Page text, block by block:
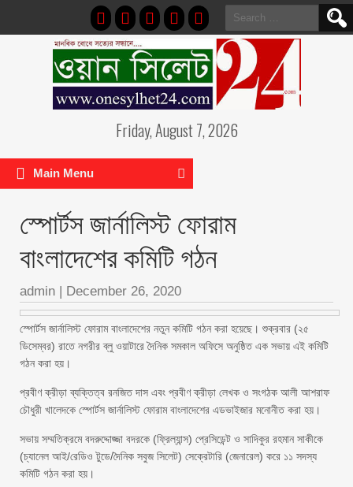
Search
for:
Friday, August 7, 2026
Main Menu
স্পোর্টস জার্নালিস্ট ফোরাম
বাংলাদেশের কমিটি গঠন
admin | December 26, 2020
স্পোর্টস জার্নালিস্ট ফোরাম বাংলাদেশের নতুন কমিটি গঠন করা হয়েছে। শুক্রবার (২৫
ডিসেম্বর) রাতে নগরীর ব্লু ওয়াটারে দৈনিক সমকাল অফিসে অনুষ্ঠিত এক সভায় এই কমিটি
গঠন করা হয়।
প্রবীণ ক্রীড়া ব্যক্তিত্ব রনজিত দাস এবং প্রবীণ ক্রীড়া লেখক ও সংগঠক আলী আশরাফ
চৌধুরী খালেদকে স্পোর্টস জার্নালিস্ট ফোরাম বাংলাদেশের এডভাইজার মনোনীত করা হয়।
সভায় সম্মতিক্রমে বদরুদ্দোজ্জা বদরকে (ফ্রিল্যান্স) প্রেসিডেন্ট ও সাদিকুর রহমান সাকীকে
(চ্যানেল আই/রেডিও টুডে/দৈনিক সবুজ সিলেট) সেক্রেটারি (জেনারেল) করে ১১ সদস্য
কমিটি গঠন করা হয়।